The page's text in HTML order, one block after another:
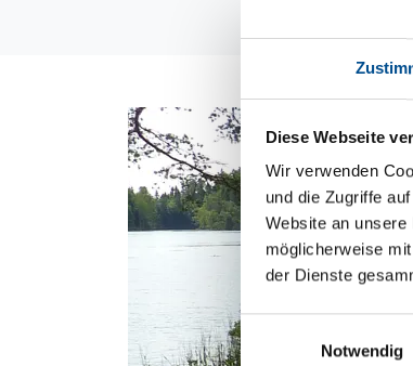
Diese Webseite
Wir verwenden
und die Zugriffe
Website an
möglicherweise
der Dienste
Einwilligungsauswahl
Notwendig